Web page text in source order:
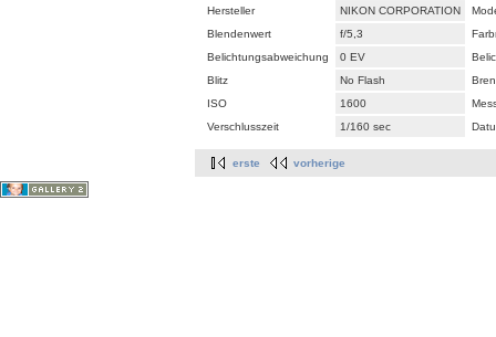
Hersteller
NIKON CORPORATION
Blendenwert
f/5,3
Belichtungsabweichung
0 EV
Blitz
No Flash
ISO
1600
Verschlusszeit
1/160 sec
erste vorherige